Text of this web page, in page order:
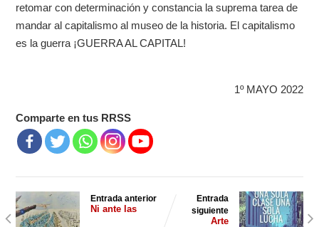
retomar con determinación y constancia la suprema tarea de
mandar al capitalismo al museo de la historia. El capitalismo
es la guerra ¡GUERRA AL CAPITAL!
1º MAYO 2022
Comparte en tus RRSS
Entrada anterior
Ni ante las
Entrada
siguiente
Arte